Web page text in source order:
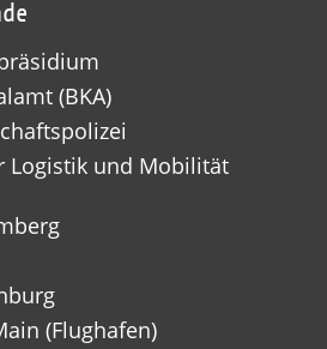
(BKA)
Logistik und Mobilität
(Flughafen)